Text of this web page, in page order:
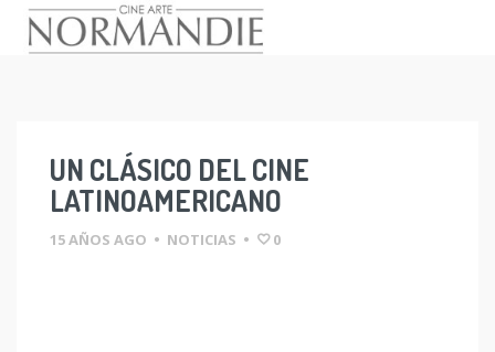
UN CLÁSICO DEL CINE
LATINOAMERICANO
15 AÑOS AGO • NOTICIAS • 0